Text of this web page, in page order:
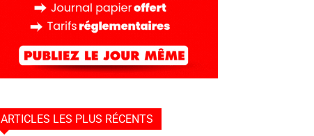
ARTICLES LES PLUS RÉCENTS